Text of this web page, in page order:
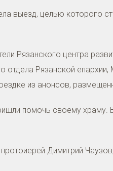
выезд, целью которого
Рязанского центра
отдела Рязанской
из анонсов,
помочь своему храму.
Димитрий